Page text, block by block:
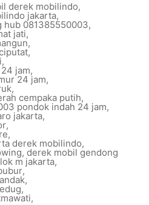
derek mobilindo,
jakarta,
hub 081385550003,
jati,
,
,
,
jam,
24 jam,
,
cempaka putih,
pondok indah 24 jam,
jakarta,
,
,
derek mobilindo,
, derek mobil gendong
m jakarta,
,
,
,
,